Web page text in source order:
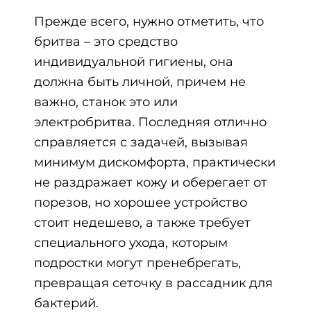
Прежде всего, нужно отметить, что
бритва – это средство
индивидуальной гигиены, она
должна быть личной, причем не
важно, станок это или
электробритва. Последняя отлично
справляется с задачей, вызывая
минимум дискомфорта, практически
не раздражает кожу и оберегает от
порезов, но хорошее устройство
стоит недешево, а также требует
специального ухода, которым
подростки могут пренебрегать,
превращая сеточку в рассадник для
бактерий.